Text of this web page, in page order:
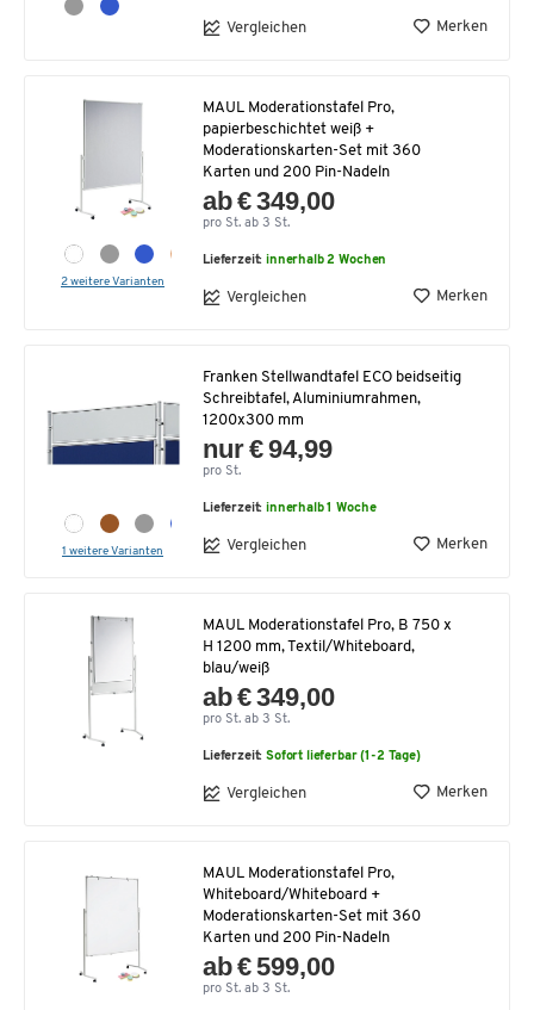
Vergleichen Merken
2 weitere Varianten
MAUL Moderationstafel Pro,
papierbeschichtet weiß +
Moderationskarten-Set mit 360
Karten und 200 Pin-Nadeln
ab € 349,00
pro St. ab 3 St.
Lieferzeit:innerhalb 2 Wochen
Vergleichen Merken
1 weitere Varianten
Franken Stellwandtafel ECO beidseitig
Schreibtafel, Aluminiumrahmen,
1200x300 mm
nur € 94,99
pro St.
Lieferzeit:innerhalb 1 Woche
Vergleichen Merken
MAUL Moderationstafel Pro, B 750 x
H 1200 mm, Textil/Whiteboard,
blau/weiß
ab € 349,00
pro St. ab 3 St.
Lieferzeit:Sofort lieferbar (1-2 Tage)
Vergleichen Merken
MAUL Moderationstafel Pro,
Whiteboard/Whiteboard +
Moderationskarten-Set mit 360
Karten und 200 Pin-Nadeln
ab € 599,00
pro St. ab 3 St.